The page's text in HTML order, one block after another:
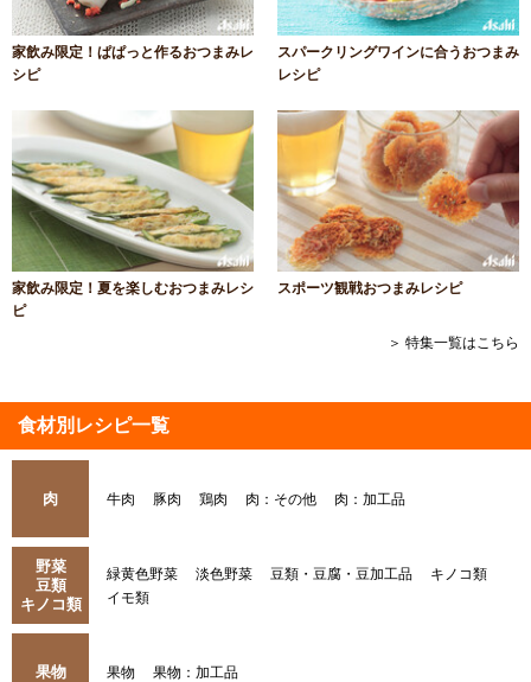
家飲み限定！ぱぱっと作るおつまみレ
シピ
スパークリングワインに合うおつまみ
レシピ
家飲み限定！夏を楽しむおつまみレシ
ピ
スポーツ観戦おつまみレシピ
＞ 特集一覧はこちら
食材別レシピ一覧
肉 牛肉 豚肉 鶏肉 肉：その他 肉：加工品
野菜
豆類
キノコ類
緑黄色野菜 淡色野菜 豆類・豆腐・豆加工品
キノコ類
イモ類
果物 果物 果物：加工品